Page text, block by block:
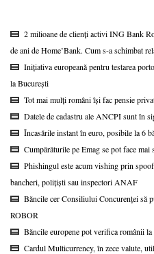
2 milioane de clienți activi ING Bank
de ani de Home’Bank. Cum s-a schimbat
Inițiativa europeană pentru testarea
la București
Tot mai mulți români își fac pensie
Datele de cadastru ale ANCPI sunt în
Încasările instant în euro, posibile la 6
Cumpărăturile pe Emag se pot face
Phishingul este acum vishing prin
bancheri, polițiști sau inspectori ANAF
Băncile cer Consiliului Concurenței să
ROBOR
Băncile europene pot verifica românii
Cardul Multicurrency, în zece valute,